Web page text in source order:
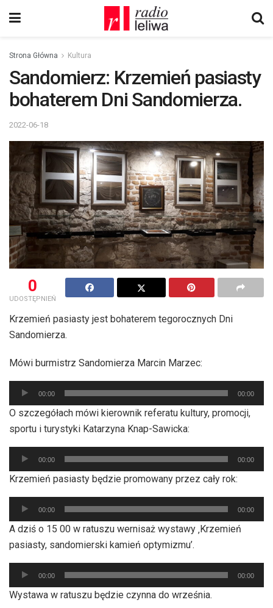
Strona Główna Kultura
Sandomierz: Krzemień pasiasty
bohaterem Dni Sandomierza.
2022-06-18
0
UDOSTĘPNIEŃ
Krzemień pasiasty jest bohaterem tegorocznych Dni
Sandomierza.
Mówi burmistrz Sandomierza Marcin Marzec:
Odtwarzacz
plików
dźwiękowych
00:00 00:00
O szczegółach mówi kierownik referatu kultury, promocji,
sportu i turystyki Katarzyna Knap-Sawicka:
Odtwarzacz
plików
dźwiękowych
00:00 00:00
Krzemień pasiasty będzie promowany przez cały rok:
Odtwarzacz
plików
dźwiękowych
00:00 00:00
A dziś o 15 00 w ratuszu wernisaż wystawy ‚Krzemień
pasiasty, sandomierski kamień optymizmu’.
Odtwarzacz
plików
dźwiękowych
00:00 00:00
Wystawa w ratuszu będzie czynna do września.